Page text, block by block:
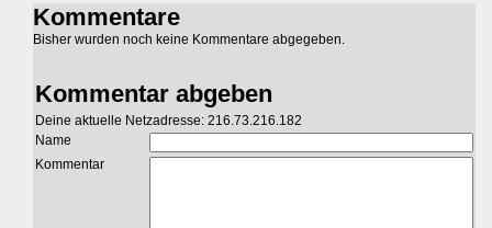
Kommentare
Bisher wurden noch keine Kommentare abgegeben.
Kommentar abgeben
Deine aktuelle Netzadresse: 216.73.216.182
Name
Kommentar